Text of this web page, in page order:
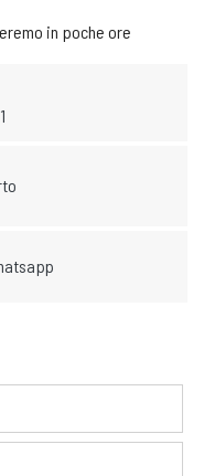
in poche ore